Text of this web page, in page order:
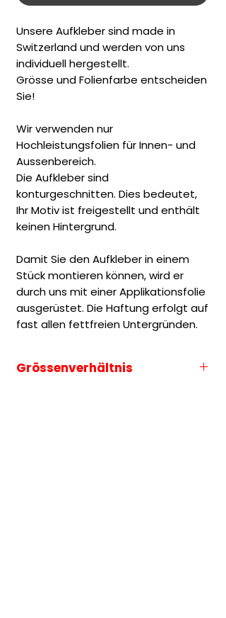
Unsere Aufkleber sind made in
Switzerland und werden von uns
individuell hergestellt.
Grösse und Folienfarbe entscheiden
Sie!
Wir verwenden nur
Hochleistungsfolien für Innen- und
Aussenbereich.
Die Aufkleber sind
konturgeschnitten. Dies bedeutet,
Ihr Motiv ist freigestellt und enthält
keinen Hintergrund.
Damit Sie den Aufkleber in einem
Stück montieren können, wird er
durch uns mit einer Applikationsfolie
ausgerüstet. Die Haftung erfolgt auf
fast allen fettfreien Untergründen.
Grössenverhältnis